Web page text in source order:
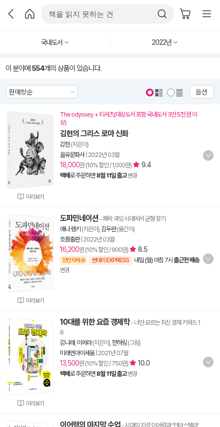
국내도서 2022년
이 분야에 554개의 상품이 있습니다.
옵션
미리보기
The odyssey + 티셔츠(대상도서 포함 국내도서 3만 5천 원 이
상)
김헌의 그리스 로마 신화
김헌 (지은이)
을유문화사| 2022년 03월
18,000원 (10% 할인 / 1,000원) 9.4
택배로 주문하면 8월 11일 출고 변경
미리보기
도파민네이션 - 쾌락 과잉 시대에서 균형 찾기
애나 렘키 (지은이), 김두완(옮긴이)
흐름출판| 2022년 03월
16,200원 (10% 할인 / 900원) 8.5
양탄자배송 썬데이 EXPRESS 내일 (월) 아침 7시 출근전 배송
변경
미리보기
10대를 위한 요즘 경제학- 너만 모르는 최신 경제 키워드 1
8
김나래 이에라(지은이), 한하림 (그림)
미래엔아이세움| 2021년 07월
13,500원 (10% 할인 / 750원) 10.0
택배로 주문하면 8월 11일 출고 변경
이어령의 마지막 수업 - 시대의 지성 이어령과 ‘인터스텔라’